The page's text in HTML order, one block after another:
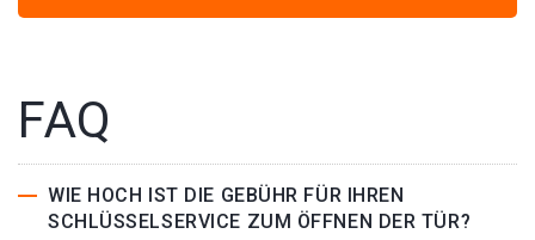
FAQ
WIE HOCH IST DIE GEBÜHR FÜR IHREN
SCHLÜSSELSERVICE ZUM ÖFFNEN DER TÜR?